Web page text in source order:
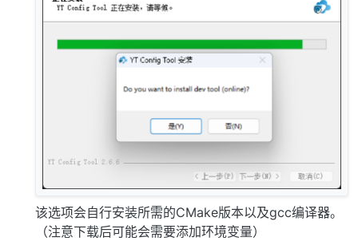
该选项会自行安装所需的CMake版本以及gcc编译器。
（注意下载后可能会需要添加环境变量）